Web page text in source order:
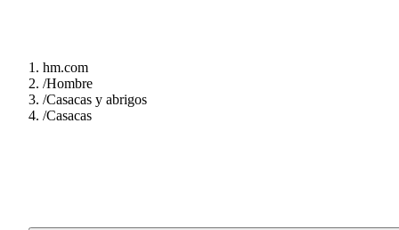
hm.com
/Hombre
/Casacas y abrigos
/Casacas